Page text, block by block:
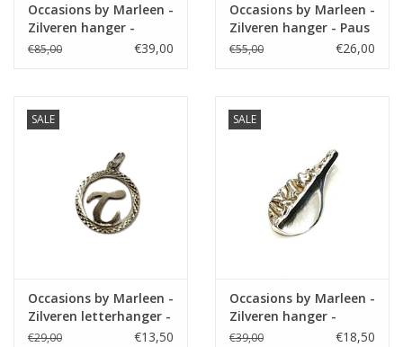
Occasions by Marleen -
Zilveren hanger -
Dubbeltje - Juliana en
€85,00 €39,00
Occasions by Marleen -
Zilveren hanger - Paus
€55,00 €26,00
SALE
Occasions by Marleen -
Zilveren letterhanger -
T - in rand
€29,00 €13,50
SALE
Occasions by Marleen -
Zilveren hanger -
Blaadje - Ovaal
€39,00 €18,50